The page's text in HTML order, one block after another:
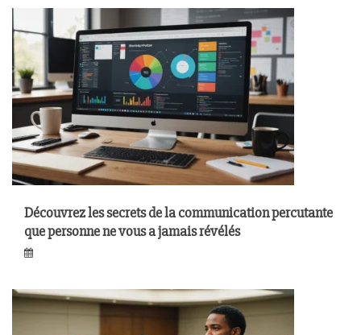
Découvrez les secrets de la communication percutante
que personne ne vous a jamais révélés